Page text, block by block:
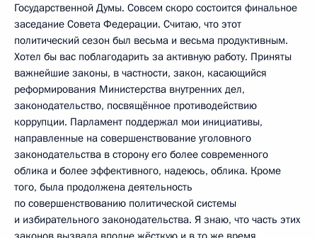
Государственной Думы. Совсем скоро состоится финальное
заседание Совета Федерации. Считаю, что этот
политический сезон был весьма и весьма продуктивным.
Хотел бы вас поблагодарить за активную работу. Приняты
важнейшие законы, в частности, закон, касающийся
реформирования Министерства внутренних дел,
законодательство, посвящённое противодействию
коррупции. Парламент поддержал мои инициативы,
направленные на совершенствование уголовного
законодательства в сторону его более современного
облика и более эффективного, надеюсь, облика. Кроме
того, была продолжена деятельность
по совершенствованию политической системы
и избирательного законодательства. Я знаю, что часть этих